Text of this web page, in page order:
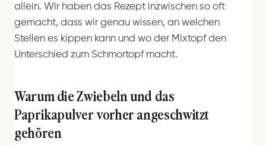
allein. Wir haben das Rezept inzwischen so oft
gemacht, dass wir genau wissen, an welchen
Stellen es kippen kann und wo der Mixtopf den
Unterschied zum Schmortopf macht.
Warum die Zwiebeln und das
Paprikapulver vorher angeschwitzt
gehören